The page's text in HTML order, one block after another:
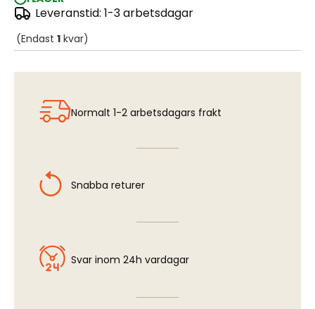
Leveranstid: 1-3 arbetsdagar
(Endast 1 kvar)
C-130 H Hercules
Normalt 1-2 arbetsdagars frakt
Snabba returer
Svar inom 24h vardagar